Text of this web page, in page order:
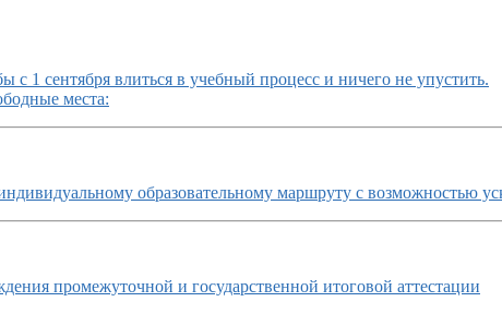
1 сентября влиться в учебный процесс и ничего не упустить.
места:
образовательному маршруту с возможностью
промежуточной и государственной итоговой аттестации